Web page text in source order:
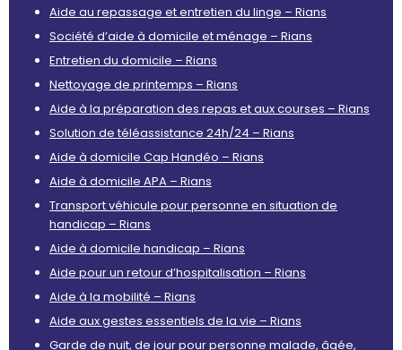
Aide au repassage et entretien du linge – Rians
Société d’aide à domicile et ménage – Rians
Entretien du domicile – Rians
Nettoyage de printemps – Rians
Aide à la préparation des repas et aux courses – Rians
Solution de téléassistance 24h/24 – Rians
Aide à domicile Cap Handéo – Rians
Aide à domicile APA – Rians
Transport véhicule pour personne en situation de
handicap – Rians
Aide à domicile handicap – Rians
Aide pour un retour d’hospitalisation – Rians
Aide à la mobilité – Rians
Aide aux gestes essentiels de la vie – Rians
Garde de nuit, de jour pour personne malade, âgée,